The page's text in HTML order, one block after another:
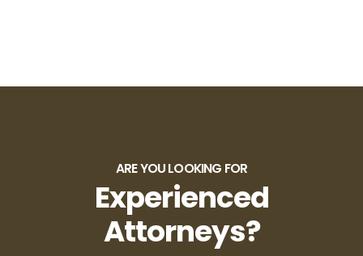
ARE YOU LOOKING FOR
Experienced
Attorneys?